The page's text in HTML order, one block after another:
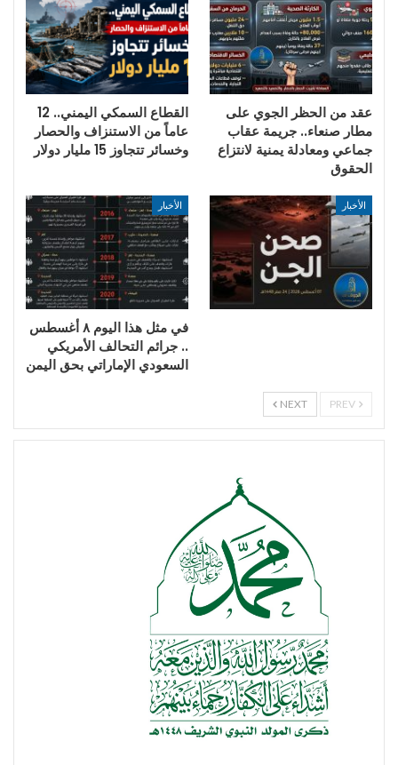
عقد من الحظر الجوي على
مطار صنعاء.. جريمة عقاب
جماعي ومعادلة يمنية لانتزاع
الحقوق
القطاع السمكي اليمني.. 12
عاماً من الاستنزاف والحصار
وخسائر تتجاوز 15 مليار دولار
الأخبار الأخبار
في مثل هذا اليوم ٨ أغسطس
.. جرائم التحالف الأمريكي
السعودي الإماراتي بحق اليمن
NEXT